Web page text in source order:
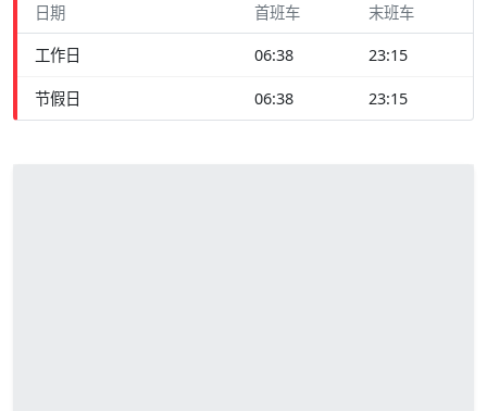
日期 首班车 末班车
工作日 06:38 23:15
节假日 06:38 23:15